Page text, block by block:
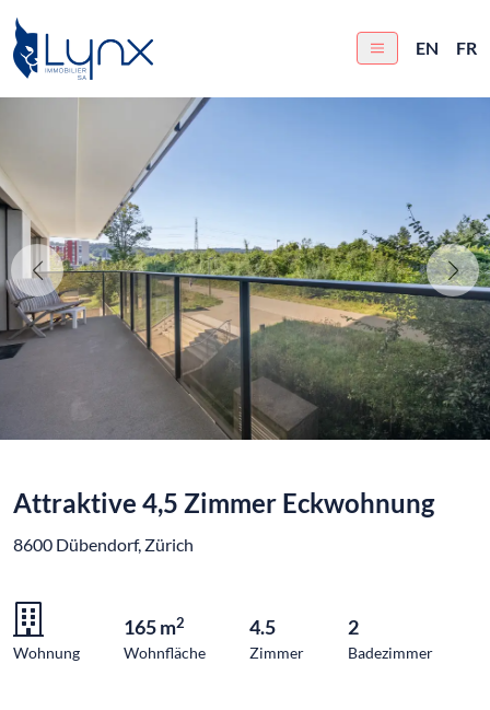
EN FR
Attraktive 4,5 Zimmer Eckwohnung
8600 Dübendorf, Zürich
Wohnung
165 m2
Wohnfläche
4.5
Zimmer
2
Badezimmer